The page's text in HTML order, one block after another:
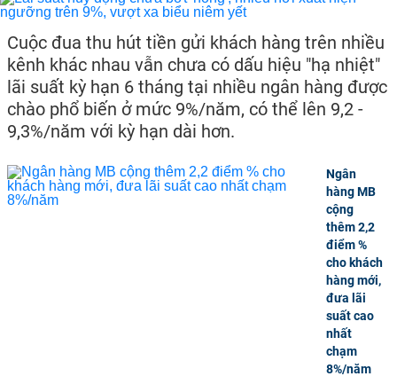
Cuộc đua thu hút tiền gửi khách hàng trên nhiều
kênh khác nhau vẫn chưa có dấu hiệu "hạ nhiệt"
lãi suất kỳ hạn 6 tháng tại nhiều ngân hàng được
chào phổ biến ở mức 9%/năm, có thể lên 9,2 -
9,3%/năm với kỳ hạn dài hơn.
Ngân
hàng MB
cộng
thêm 2,2
điểm %
cho khách
hàng mới,
đưa lãi
suất cao
nhất
chạm
8%/năm